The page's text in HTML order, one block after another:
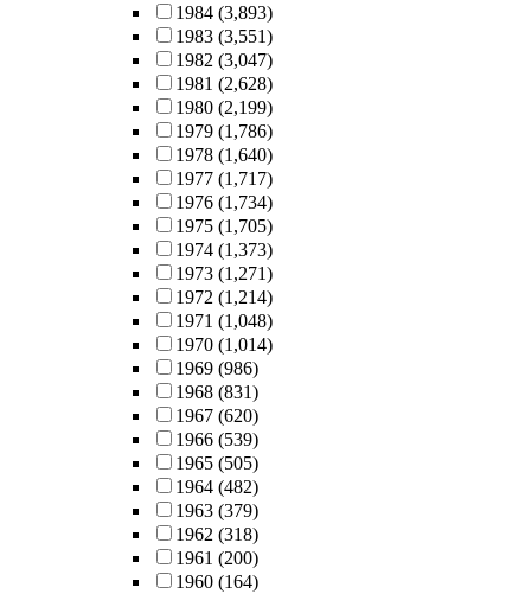
1984 (3,893)
1983 (3,551)
1982 (3,047)
1981 (2,628)
1980 (2,199)
1979 (1,786)
1978 (1,640)
1977 (1,717)
1976 (1,734)
1975 (1,705)
1974 (1,373)
1973 (1,271)
1972 (1,214)
1971 (1,048)
1970 (1,014)
1969 (986)
1968 (831)
1967 (620)
1966 (539)
1965 (505)
1964 (482)
1963 (379)
1962 (318)
1961 (200)
1960 (164)